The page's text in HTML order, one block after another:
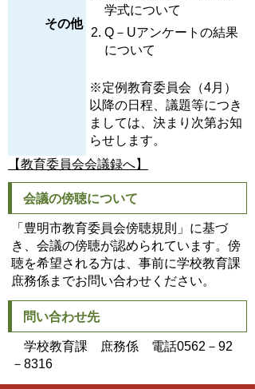
その他
学式について
Q－Uアンケートの結果
について
※定例教育委員会（4月）
以降の日程、議題等につき
ましては、決まり次第お知
らせします。
【教育委員会会議録へ】
会議の傍聴について
「豊明市教育委員会傍聴規則」に基づ
き、会議の傍聴が認められています。傍
聴を希望される方は、事前に学校教育課
庶務係までお問い合わせください。
問い合わせ先
学校教育課 庶務係 電話0562－92
－8316